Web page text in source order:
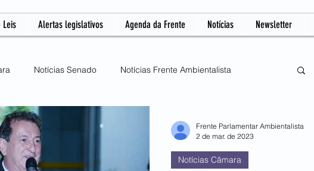
Leis Alertas legislativos Agenda da Frente Notícias Newsletter
Notícias Senado Notícias Frente Ambientalista
Mudanças Climáticas
Notícias Câmara
Frente Parlamentar Ambientalista
2 de mar. de 2023